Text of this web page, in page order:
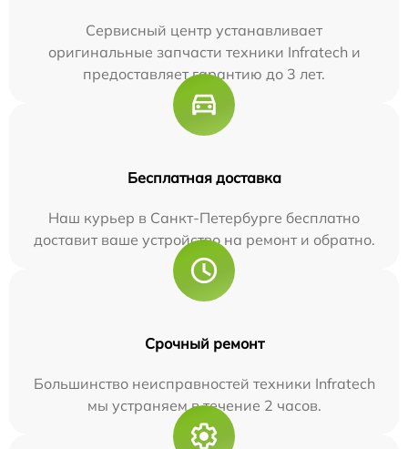
Сервисный центр устанавливает
оригинальные запчасти техники Infratech и
предоставляет гарантию до 3 лет.
Бесплатная доставка
Наш курьер в Санкт-Петербурге бесплатно
доставит ваше устройство на ремонт и обратно.
Срочный ремонт
Большинство неисправностей техники Infratech
мы устраняем в течение 2 часов.